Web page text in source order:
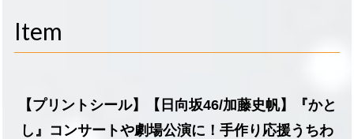
Item
【プリントシール】【日向坂46/加藤史帆】『かと
し』コンサートや劇場公演に！手作り応援うちわ